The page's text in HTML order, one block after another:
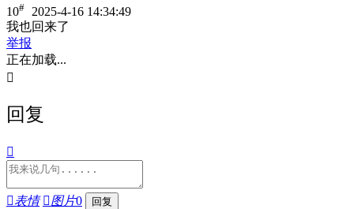
10#
2025-4-16 14:34:49
我也回来了
举报
正在加载...

回复

表情 图片0